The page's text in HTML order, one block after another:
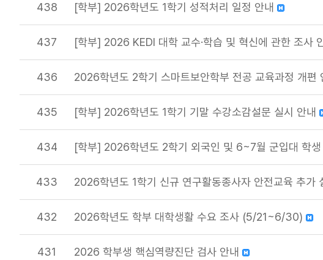
438 [학부] 2026학년도 1학기 성적처리 일정 안내
437 [학부] 2026 KEDI 대학 교수·학습 및 혁신에 관한 조사
436 2026학년도 2학기 스마트보안학부 전공 교육과정 개편
435 [학부] 2026학년도 1학기 기말 수강소감설문 실시 안내
434 [학부] 2026학년도 2학기 외국인 및 6~7월 군입대 학생
433 2026학년도 1학기 신규 연구활동종사자 안전교육 추가
432 2026학년도 학부 대학생활 수요 조사 (5/21~6/30)
431 2026 학부생 핵심역량진단 검사 안내